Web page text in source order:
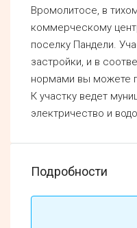
Вромолитосе, в
коммерческому
поселку Пандели.
застройки, и в
нормами вы можете
К участку ведет
электричество и
Подробности